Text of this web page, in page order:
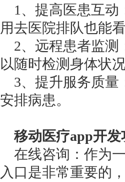
1、提高医患互动
用去医院排队也能
2、远程患者监测
以随时检测身体状
3、提升服务质量
安排病患。
移动医疗app开发
在线咨询：作为
入口是非常重要的